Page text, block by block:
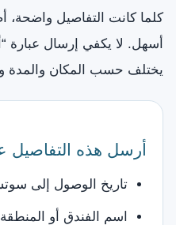
كلما كانت التفاصيل واضحة،
أسهل. لا يكفي إرسال عبارة
يختلف حسب المكان والمدة
أرسل هذه التفاصيل
تاريخ الوصول إلى
اسم الفندق أو